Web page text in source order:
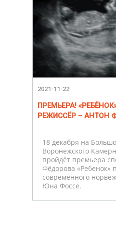
2021-11-22
ПРЕМЬЕРА!
РЕЖИССЁР – АНТОН
18 декабря на
Воронежского
пройдёт премьера
Фёдорова «Ребенок»
современного
Юна Фоссе.